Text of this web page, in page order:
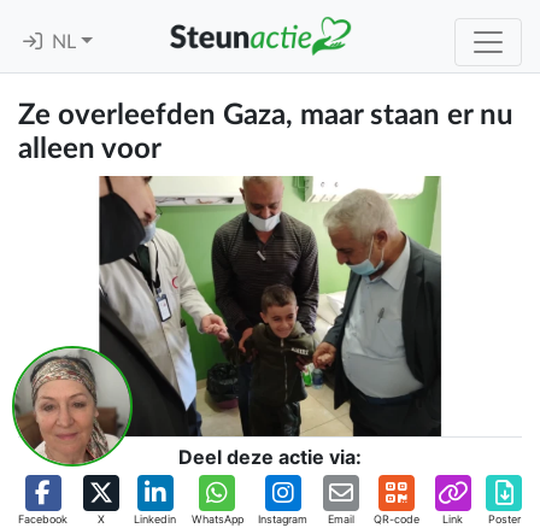
NL
Ze overleefden Gaza, maar staan er nu
alleen voor
Deel deze actie via:
Facebook X Linkedin WhatsApp Instagram Email QR-code Link Poster